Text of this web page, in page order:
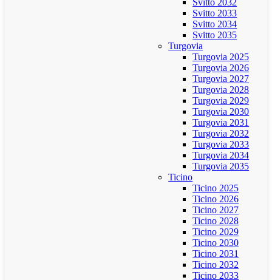
Svitto 2032
Svitto 2033
Svitto 2034
Svitto 2035
Turgovia
Turgovia 2025
Turgovia 2026
Turgovia 2027
Turgovia 2028
Turgovia 2029
Turgovia 2030
Turgovia 2031
Turgovia 2032
Turgovia 2033
Turgovia 2034
Turgovia 2035
Ticino
Ticino 2025
Ticino 2026
Ticino 2027
Ticino 2028
Ticino 2029
Ticino 2030
Ticino 2031
Ticino 2032
Ticino 2033